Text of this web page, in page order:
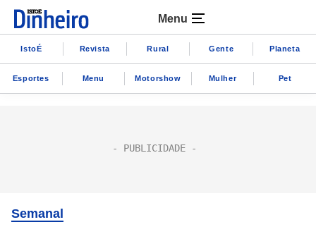
Menu
IstoÉ Revista Rural Gente Planeta
Esportes Menu Motorshow Mulher Pet
Semanal